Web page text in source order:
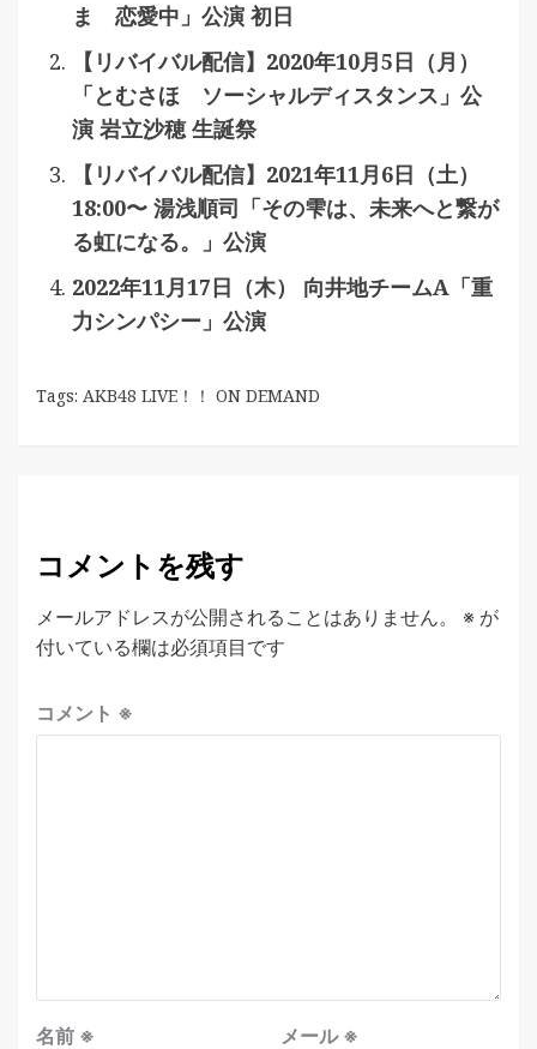
ま 恋愛中」公演 初日
【リバイバル配信】2020年10月5日（月）
「とむさほ ソーシャルディスタンス」公
演 岩立沙穂 生誕祭
【リバイバル配信】2021年11月6日（土）
18:00〜 湯浅順司「その雫は、未来へと繋が
る虹になる。」公演
2022年11月17日（木） 向井地チームA「重
力シンパシー」公演
Tags: AKB48 LIVE！！ ON DEMAND
コメントを残す
メールアドレスが公開されることはありません。 ※ が
付いている欄は必須項目です
コメント ※
名前 ※ メール※